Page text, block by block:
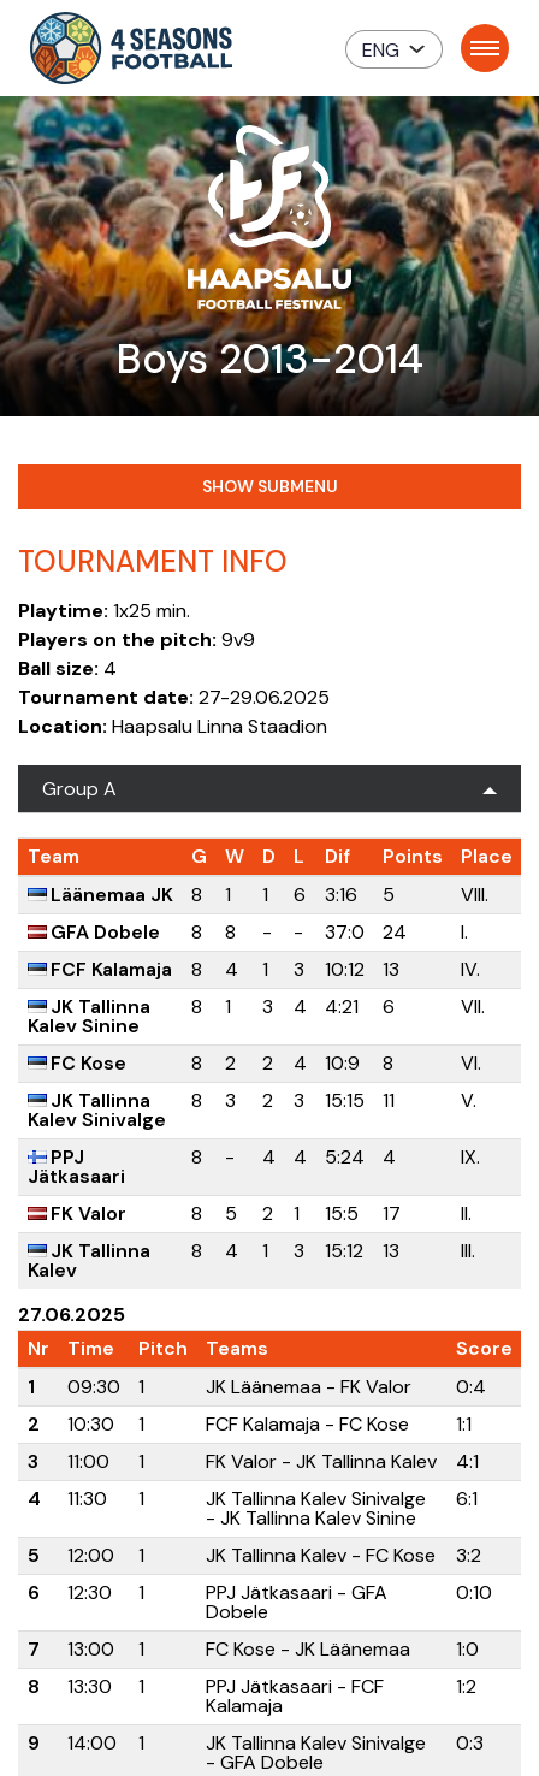
ENG
Boys 2013-2014
SHOW SUBMENU
TOURNAMENT INFO
Playtime: 1x25 min.
Players on the pitch: 9v9
Ball size: 4
Tournament date: 27-29.06.2025
Location: Haapsalu Linna Staadion
Group A
Team G W D L Dif Points
Place
Läänemaa JK
8 1 1 6 3:16 5
VIII.
GFA Dobele
8 8 - - 37:0 24
I.
FCF Kalamaja
8 4 1 3 10:12 13
IV.
JK Tallinna
Kalev Sinine
8 1 3 4 4:21 6 VII.
FC Kose 8 2 2 4 10:9 8
VI.
JK Tallinna
Kalev Sinivalge
8 3 2 3 15:15 11 V.
PPJ
Jätkasaari
8 - 4 4 5:24 4 IX.
FK Valor 8 5 2 1 15:5 17
II.
JK Tallinna
Kalev
8 4 1 3 15:12 13 III.
27.06.2025
Nr
Time Pitch Teams
Score
1
09:30 1 JK Läänemaa - FK Valor
0:4
2
10:30 1 FCF Kalamaja - FC Kose
1:1
3
11:00 1 FK Valor - JK Tallinna Kalev
4:1
4
11:30 1 JK Tallinna Kalev Sinivalge
- JK Tallinna Kalev Sinine
6:1
5 12:00 1 JK Tallinna Kalev - FC Kose
3:2
6
12:30 1 PPJ Jätkasaari - GFA
Dobele
0:10
7 13:00 1 FC Kose - JK Läänemaa
1:0
8
13:30 1 PPJ Jätkasaari - FCF
Kalamaja
1:2
9 14:00 1 JK Tallinna Kalev Sinivalge
- GFA Dobele
0:3